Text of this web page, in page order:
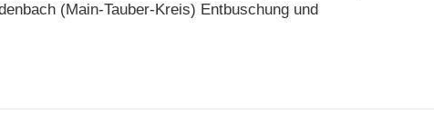
(Main-Tauber-Kreis) Entbuschung und